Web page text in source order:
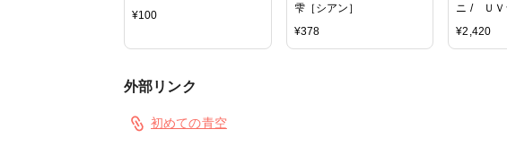
¥100
雫［シアン］
¥378
ニ / ＵＶ
¥2,420
外部リンク
初めての青空